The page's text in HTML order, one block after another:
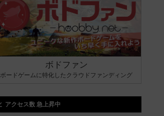
ボドファン
ボードゲームに特化したクラウドファンディング
アクセス数 急上昇中